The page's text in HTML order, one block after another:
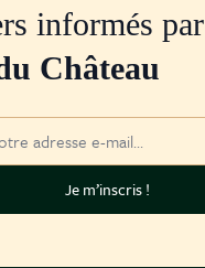
informés par
Château
Adresse mail
Je m’inscris !